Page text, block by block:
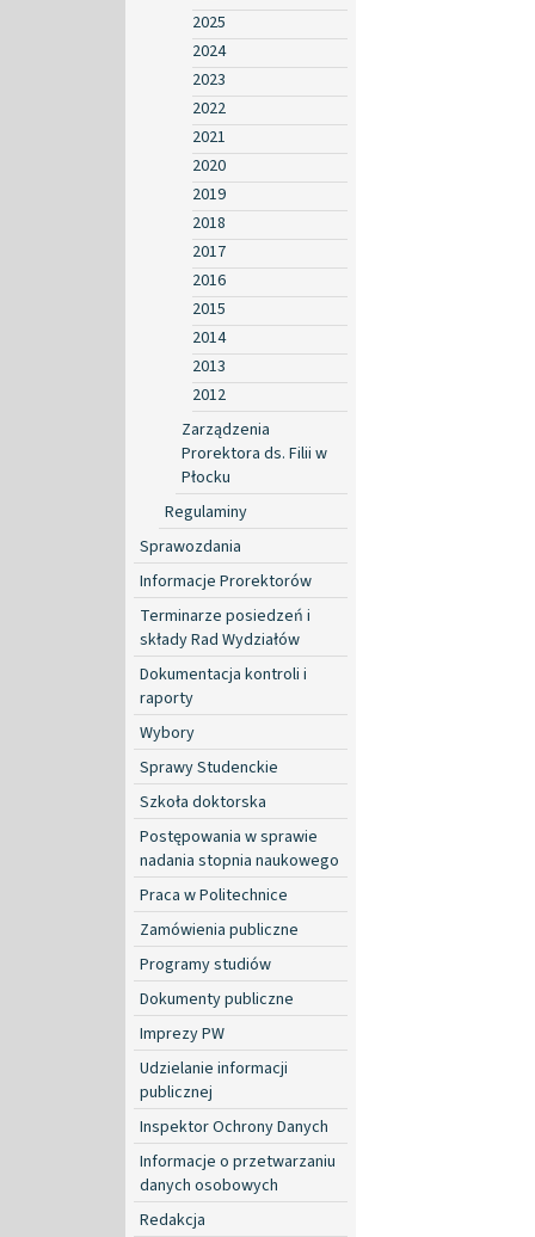
2025
2024
2023
2022
2021
2020
2019
2018
2017
2016
2015
2014
2013
2012
Zarządzenia
Prorektora ds. Filii w
Płocku
Regulaminy
Sprawozdania
Informacje Prorektorów
Terminarze posiedzeń i
składy Rad Wydziałów
Dokumentacja kontroli i
raporty
Wybory
Sprawy Studenckie
Szkoła doktorska
Postępowania w sprawie
nadania stopnia naukowego
Praca w Politechnice
Zamówienia publiczne
Programy studiów
Dokumenty publiczne
Imprezy PW
Udzielanie informacji
publicznej
Inspektor Ochrony Danych
Informacje o przetwarzaniu
danych osobowych
Redakcja